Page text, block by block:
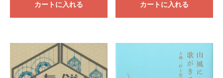
カートに入れる カートに入れる